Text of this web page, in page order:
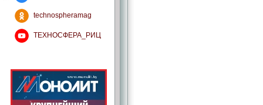
technospheramag
ТЕХНОСФЕРА_РИЦ